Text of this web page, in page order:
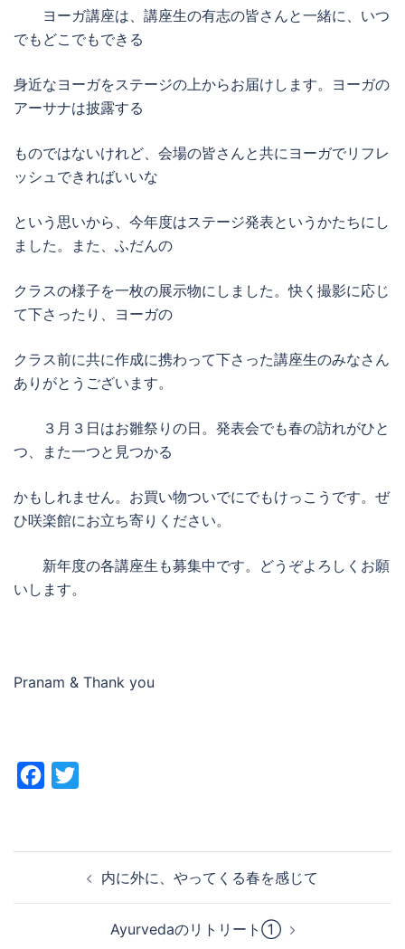
ヨーガ講座は、講座生の有志の皆さんと一緒に、いつ
でもどこでもできる
身近なヨーガをステージの上からお届けします。ヨーガの
アーサナは披露する
ものではないけれど、会場の皆さんと共にヨーガでリフレ
ッシュできればいいな
という思いから、今年度はステージ発表というかたちにし
ました。また、ふだんの
クラスの様子を一枚の展示物にしました。快く撮影に応じ
て下さったり、ヨーガの
クラス前に共に作成に携わって下さった講座生のみなさん
ありがとうございます。
３月３日はお雛祭りの日。発表会でも春の訪れがひと
つ、また一つと見つかる
かもしれません。お買い物ついでにでもけっこうです。ぜ
ひ咲楽館にお立ち寄りください。
新年度の各講座生も募集中です。どうぞよろしくお願
いします。
Pranam & Thank you
Facebook
内に外に、やってくる春を感じて
Ayurvedaのリトリート①